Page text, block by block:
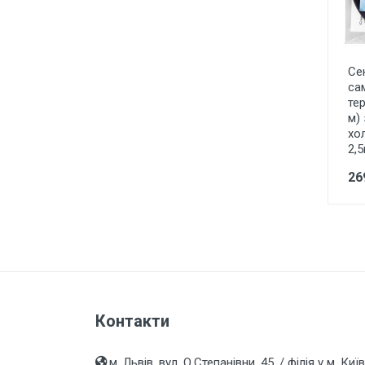
м)
Контакти